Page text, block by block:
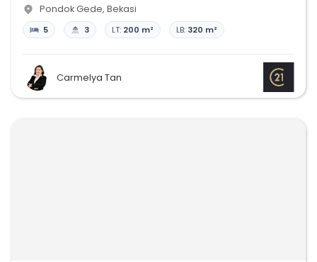
Pondok Gede, Bekasi
5 3 LT: 200 m² LB: 320 m²
Carmelya Tan